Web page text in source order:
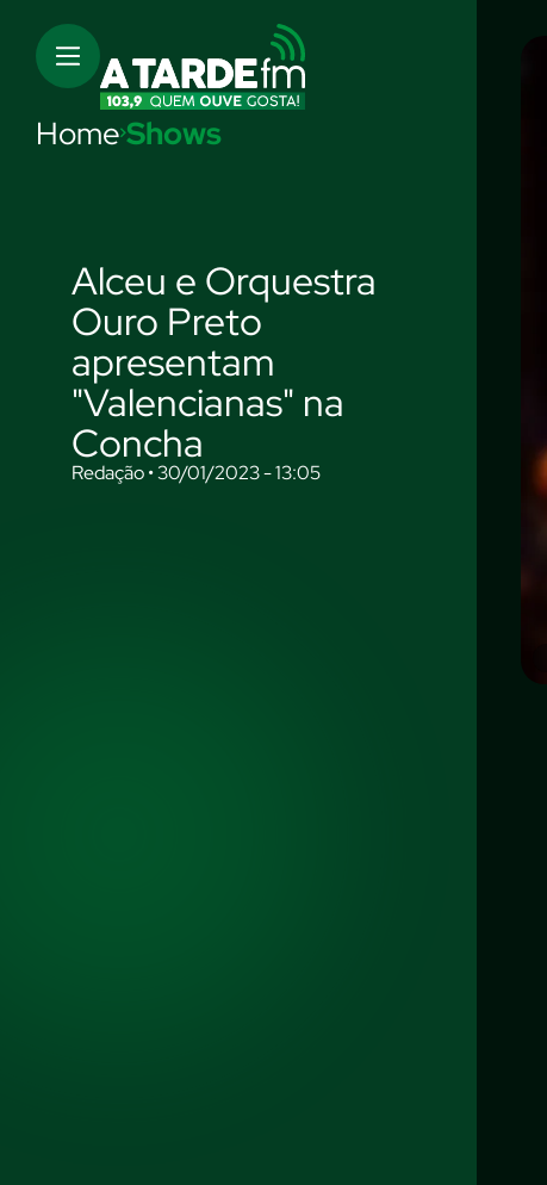
HomeShows
Alceu e Orquestra
Ouro Preto
apresentam
"Valencianas" na
Concha
Redação • 30/01/2023 - 13:05